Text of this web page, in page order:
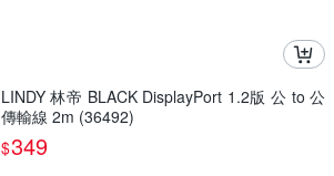
LINDY 林帝 BLACK DisplayPort 1.2版 公 to 公
傳輸線 2m (36492)
$349